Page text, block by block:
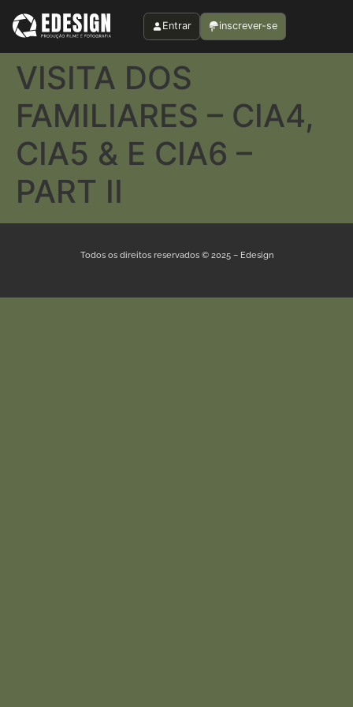
Entrar inscrever-se
VISITA DOS
FAMILIARES – CIA4,
CIA5 & E CIA6 –
PART II
Todos os direitos reservados © 2025 – Edesign